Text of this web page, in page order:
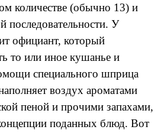
количестве (обычно 13) и
последовательности. У
официант, который
то или иное кушанье и
специального шприца
воздух ароматами
пеной и прочими запахами,
поданных блюд. Вот